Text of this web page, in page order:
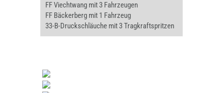
FF Viechtwangmit 3 Fahrzeugen
FF Bäckerberg mit 1 Fahrzeug
33-B-Druckschläuche mit 3 Tragkraftspritzen